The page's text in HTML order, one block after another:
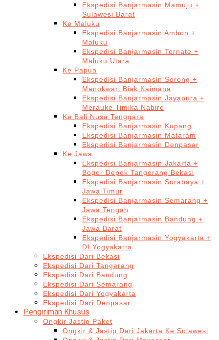
Ekspedisi Banjarmasin Mamuju +
Sulawesi Barat
Ke Maluku
Ekspedisi Banjarmasin Ambon +
Maluku
Ekspedisi Banjarmasin Ternate +
Maluku Utara
Ke Papua
Ekspedisi Banjarmasin Sorong +
Manokwari Biak Kaimana
Ekspedisi Banjarmasin Jayapura +
Merauke Timika Nabire
Ke Bali Nusa Tenggara
Ekspedisi Banjarmasin Kupang
Ekspedisi Banjarmasin Mataram
Ekspedisi Banjarmasin Denpasar
Ke Jawa
Ekspedisi Banjarmasin Jakarta +
Bogor Depok Tangerang Bekasi
Ekspedisi Banjarmasin Surabaya +
Jawa Timur
Ekspedisi Banjarmasin Semarang +
Jawa Tengah
Ekspedisi Banjarmasin Bandung +
Jawa Barat
Ekspedisi Banjarmasin Yogyakarta +
DI Yogyakarta
Ekspedisi Dari Bekasi
Ekspedisi Dari Tangerang
Ekspedisi Dari Bandung
Ekspedisi Dari Semarang
Ekspedisi Dari Yogyakarta
Ekspedisi Dari Denpasar
Pengiriman Khusus
Ongkir Jastip Paket
Ongkir & Jastip Dari Jakarta Ke Sulawesi